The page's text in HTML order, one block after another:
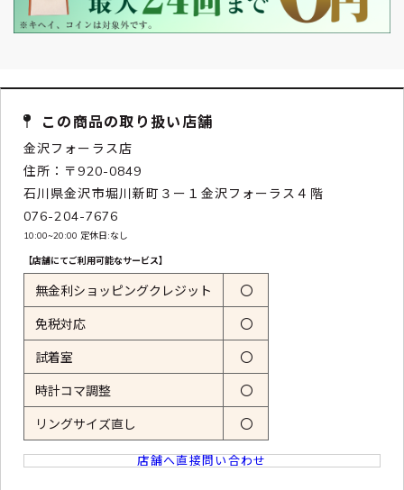
この商品の取り扱い店舗
金沢フォーラス店
住所：〒920-0849
石川県金沢市堀川新町３ー１金沢フォーラス４階
076-204-7676
10:00~20:00 定休日:なし
【店舗にてご利用可能なサービス】
無金利ショッピングクレジット 〇
免税対応 〇
試着室 〇
時計コマ調整 〇
リングサイズ直し 〇
店舗へ直接問い合わせ